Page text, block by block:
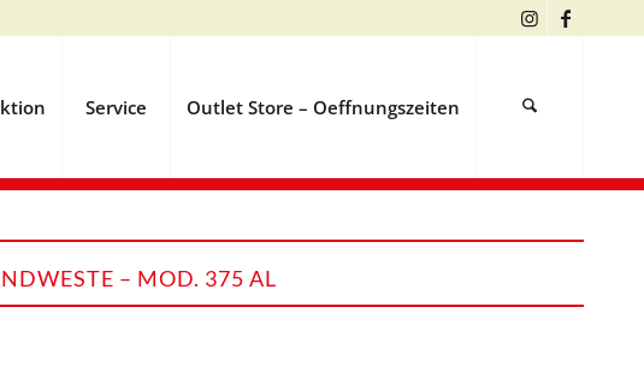
Service Outlet Store – Oeffnungszeiten
– MOD. 375 AL